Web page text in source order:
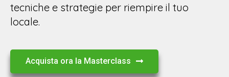
tecniche e strategie per riempire il tuo
locale.
Acquista ora la Masterclass